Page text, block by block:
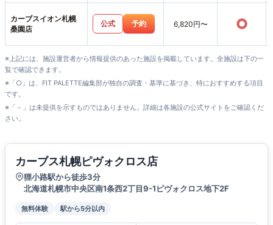
カーブスイオン札幌
桑園店
公式 予約 6,820円〜 ○
※上記には、施設運営者から情報提供のあった施設を掲載しています。全施設は下の一
覧で確認できます。
※「○」は、FIT PALETTE編集部が独自の調査・基準に基づき、特におすすめする項目
です。
※「－」は未提供を示すものではありません。詳細は各施設の公式サイトをご確認くだ
さい。
カーブス札幌ピヴォクロス店
狸小路駅から徒歩3分
北海道札幌市中央区南1条西2丁目9-1ピヴォクロス地下2F
無料体験 駅から5分以内